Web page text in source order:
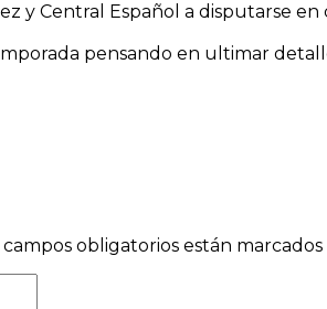
y Central Español a disputarse en
pensando en ultimar
campos obligatorios están marcados